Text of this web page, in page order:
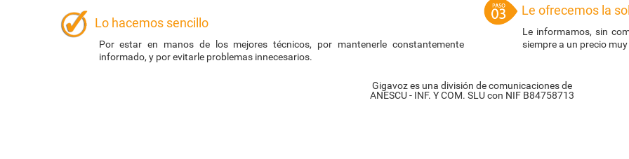
Lo hacemos sencillo
Por estar en manos de los mejores técnicos, por mantenerle constantemente
informado, y por evitarle problemas innecesarios.
Le ofrecemos la
Le informamos, sin
siempre a un precio
Gigavoz es una división de comunicaciones de
ANESCU - INF. Y COM. SLU con NIF B84758713